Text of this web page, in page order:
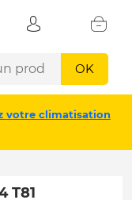
OK
votre climatisation
T81